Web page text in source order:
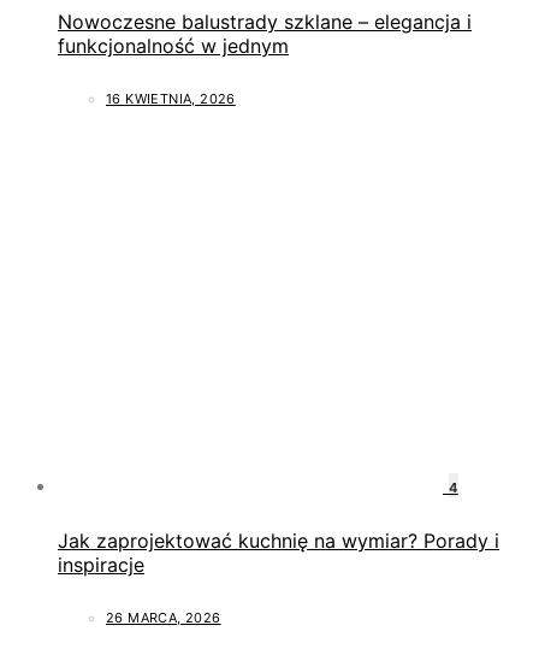
Nowoczesne balustrady szklane – elegancja i
funkcjonalność w jednym
16 KWIETNIA, 2026
4
Jak zaprojektować kuchnię na wymiar? Porady i
inspiracje
26 MARCA, 2026